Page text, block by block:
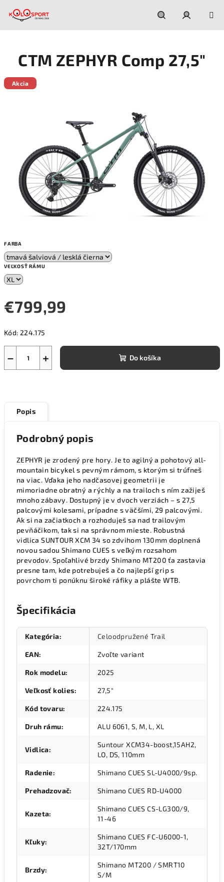
Hľadať
FARBA
VEĽKOSŤ RÁMU
€799,99
cena:
Kód: 224.175
+
− Do košíka
CTM ZEPHYR Comp 27,5"
Akcia
Popis
Podrobný popis
ZEPHYR je zrodený pre hory. Je to agilný a pohotový all-
mountain bicykel s pevným rámom, s ktorým si trúfneš
na viac. Vďaka jeho nadčasovej geometrii je
mimoriadne obratný a rýchly a na trailoch s ním zažiješ
mnoho zábavy. Dostupný je v dvoch verziách – s 27,5
palcovými kolesami, prípadne s väčšími, 29 palcovými.
Ak si na začiatkoch a rozhoduješ sa nad trailovým
pevňáčikom, tak si na správnom mieste. Robustná
vidlica SUNTOUR XCM 34 so zdvihom 130mm doplnená
novou sadou Shimano CUES s veľkým rozsahom
prevodov. Spoľahlivé brzdy Shimano MT200 ťa zastavia
presne tam, kde potrebuješ a čo najlepší grip s
povrchom ti ponúknu široké ráfiky a plášte WTB.
Špecifikácia
Kategória: Celoodpružené Trail
EAN: Zvoľte variant
Rok modelu: 2025
Veľkosť kolies: 27,5"
Kód tovaru: 224.175
Druh rámu: ALU 6061, S, M, L, XL
Vidlica:
Suntour XCM34-boost,15AH2,
LO, DS, 110mm
Radenie: Shimano CUES SL-U4000/9sp.
Prehadzovač: Shimano CUES RD-U4000
Kazeta:
Shimano CUES CS-LG300/9,
11-46
Kľuky:
Shimano CUES FC-U6000-1,
32T/170mm
Brzdy:
Shimano MT200 / SMRT10
S/M